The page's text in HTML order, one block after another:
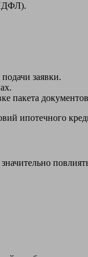
заявки.
пакета
ипотечного